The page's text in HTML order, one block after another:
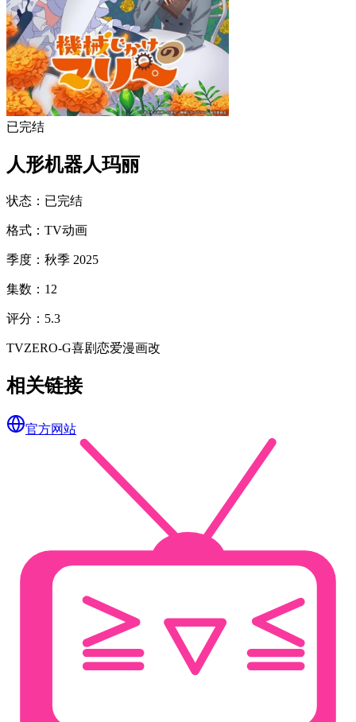
已完结
人形机器人玛丽
状态 ： 已完结
格式 ： TV动画
季度 ： 秋季 2025
集数 ： 12
评分 ： 5.3
TVZERO-G喜剧恋爱漫画改
相关链接
官方网站